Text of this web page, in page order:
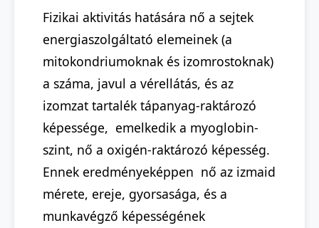
Fizikai aktivitás hatására nő a sejtek
energiaszolgáltató elemeinek (a
mitokondriumoknak és izomrostoknak)
a száma, javul a vérellátás, és az
izomzat tartalék tápanyag-raktározó
képessége, emelkedik a myoglobin-
szint, nő a oxigén-raktározó képesség.
Ennek eredményeképpen nő az izmaid
mérete, ereje, gyorsasága, és a
munkavégző képességének